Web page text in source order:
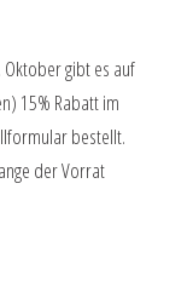
gibt es auf
15% Rabatt im
bestellt.
der Vorrat